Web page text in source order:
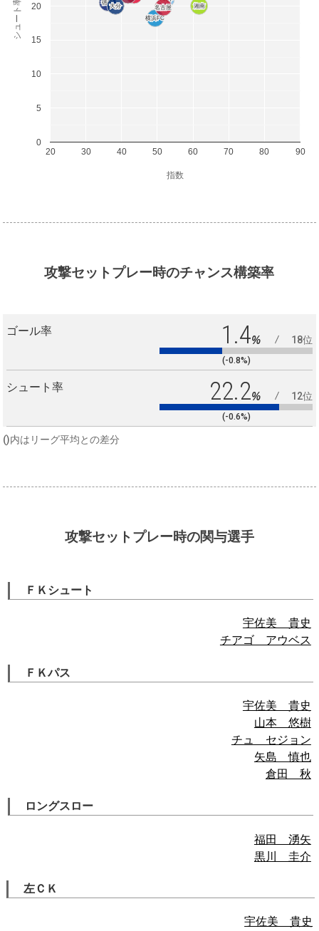
横浜FC
横浜FC
湘南
湘南
名古屋
名古屋
徳島
徳島
大分
大分
20 30 40 50 60 70 80 90
0
5
10
15
20
指数
シュート率(%)
攻撃セットプレー時のチャンス構築率
ゴール率 1.4% 18位
(-0.8%)
シュート率 22.2% 12位
(-0.6%)
()内はリーグ平均との差分
攻撃セットプレー時の関与選手
ＦＫシュート
宇佐美 貴史
チアゴ アウベス
ＦＫパス
宇佐美 貴史
山本 悠樹
チュ セジョン
矢島 慎也
倉田 秋
ロングスロー
福田 湧矢
黒川 圭介
左ＣＫ
宇佐美 貴史